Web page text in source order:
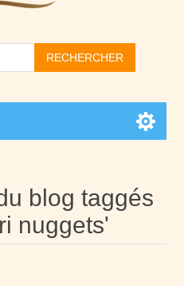
RECHERCHER
blog taggés
nuggets'